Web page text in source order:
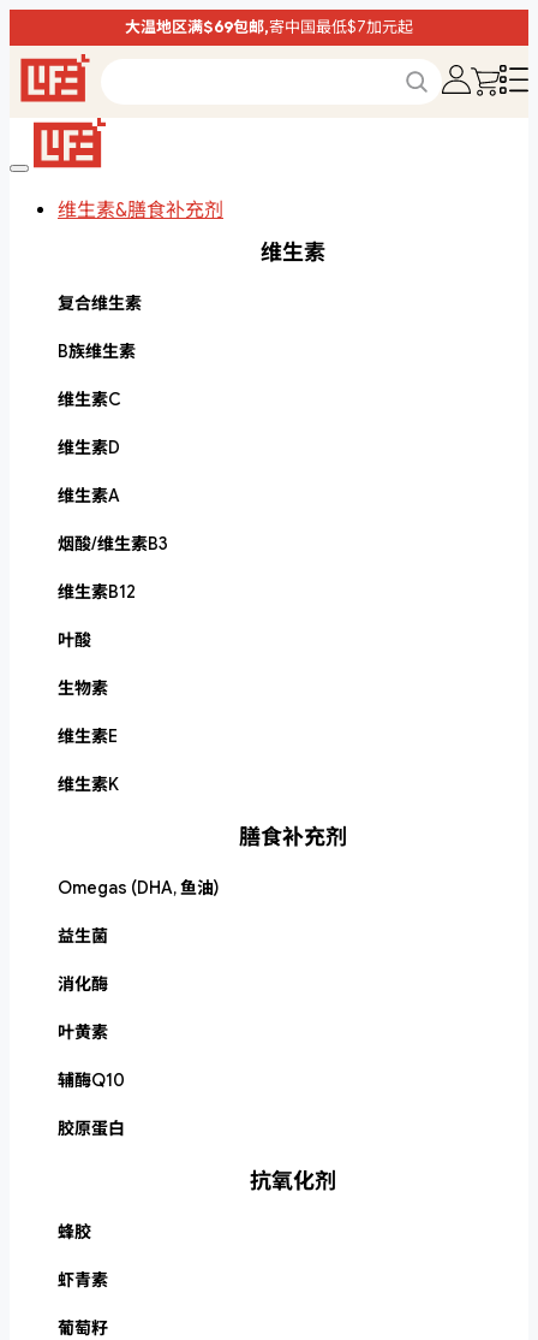
大温地区满$69包邮,寄中国最低$7加元起
维生素&膳食补充剂
维生素
复合维生素
B族维生素
维生素C
维生素D
维生素A
烟酸/维生素B3
维生素B12
叶酸
生物素
维生素E
维生素K
膳食补充剂
Omegas (DHA, 鱼油)
益生菌
消化酶
叶黄素
辅酶Q10
胶原蛋白
抗氧化剂
蜂胶
虾青素
葡萄籽